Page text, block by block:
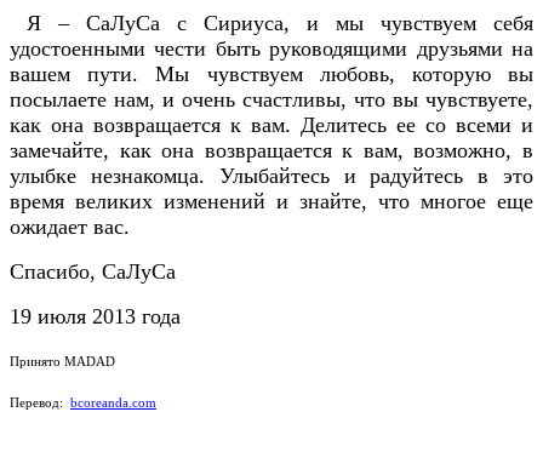
Я – СаЛуСа с Сириуса, и мы чувствуем себя
удостоенными чести быть руководящими друзьями на
вашем пути. Мы чувствуем любовь, которую вы
посылаете нам, и очень счастливы, что вы чувствуете,
как она возвращается к вам. Делитесь ее со всеми и
замечайте, как она возвращается к вам, возможно, в
улыбке незнакомца. Улыбайтесь и радуйтесь в это
время великих изменений и знайте, что многое еще
ожидает вас.
Спасибо, СаЛуСа
19 июля 2013 года
Принято MADAD
Перевод: bcoreanda.com